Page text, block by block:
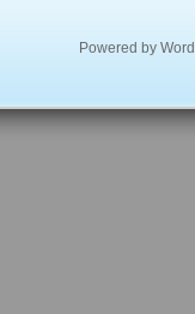
Powered by